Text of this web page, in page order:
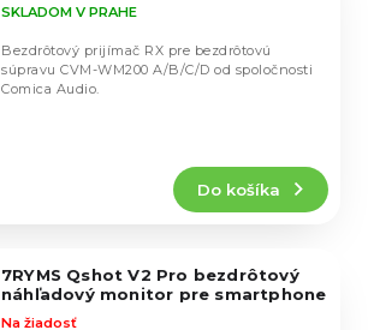
SKLADOM V PRAHE
Do košíka
Bezdrôtový prijímač RX pre bezdrôtovú
súpravu CVM-WM200 A/B/C/D od spoločnosti
Comica Audio.
7RYMS Qshot V2 Pro bezdrôtový
náhľadový monitor pre smartphone
Na žiadosť